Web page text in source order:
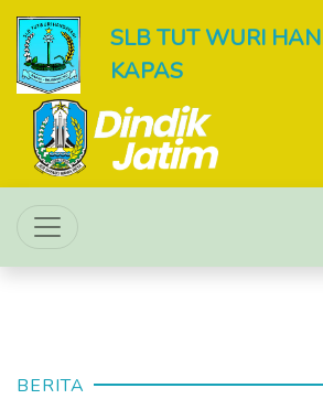
SLB TUT WURI
KAPAS
BERITA